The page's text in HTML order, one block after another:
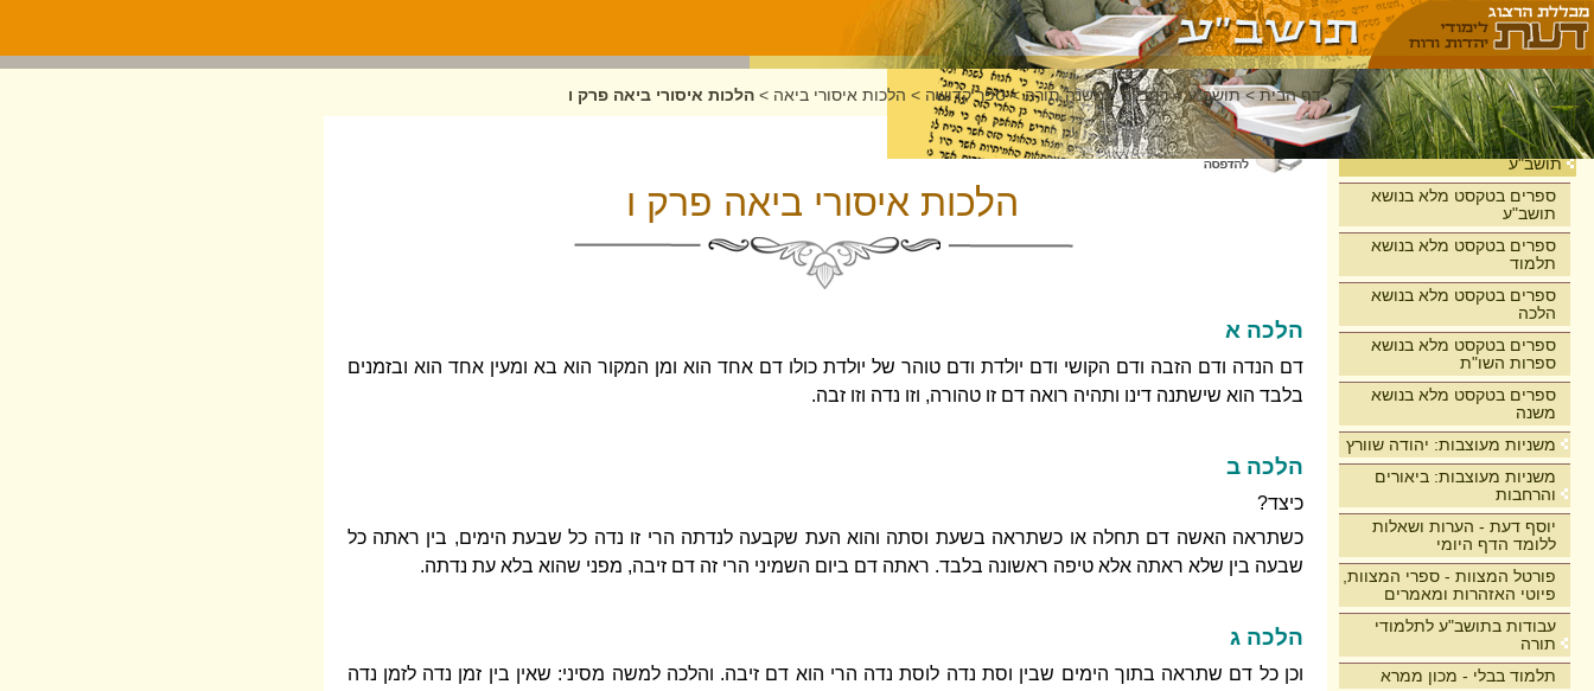
בית
תושב"ע
ספרים בטקסט מלא בנושא
תושב"ע
ספרים בטקסט מלא בנושא
תלמוד
ספרים בטקסט מלא בנושא
הלכה
ספרים בטקסט מלא בנושא
ספרות השו"ת
ספרים בטקסט מלא בנושא
משנה
משניות מעוצבות: יהודה שוורץ
משניות מעוצבות: ביאורים
והרחבות
יוסף דעת - הערות ושאלות
ללומד הדף היומי
פורטל המצוות - ספרי המצוות,
פיוטי האזהרות ומאמרים
עבודות בתושב"ע לתלמודי
תורה
תלמוד בבלי - מכון ממרא
דף הבית >תושב"ע >רמב"ם - משנה תורה>ספר קדושה > הלכות איסורי ביאה > הלכות איסורי ביאה פרק ו
הלכות איסורי ביאה פרק ו
הלכה א
דם הנדה ודם הזבה ודם הקושי ודם יולדת ודם טוהר של יולדת כולו דם אחד הוא ומן המקור הוא בא ומעין אחד הוא ובזמנים
בלבד הוא שישתנה דינו ותהיה רואה דם זו טהורה, וזו נדה וזו זבה.
הלכה ב
כיצד?
כשתראה האשה דם תחלה או כשתראה בשעת וסתה והוא העת שקבעה לנדתה הרי זו נדה כל שבעת הימים, בין ראתה כל
שבעה בין שלא ראתה אלא טיפה ראשונה בלבד. ראתה דם ביום השמיני הרי זה דם זיבה, מפני שהוא בלא עת נדתה.
הלכה ג
וכן כל דם שתראה בתוך הימים שבין וסת נדה לוסת נדה הרי הוא דם זיבה. והלכה למשה מסיני: שאין בין זמן נדה לזמן נדה